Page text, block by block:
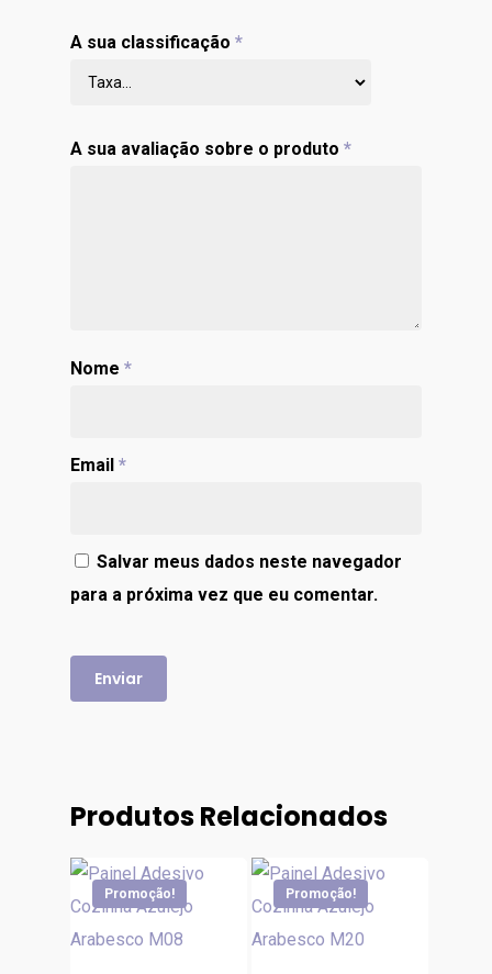
A sua classificação *
A sua avaliação sobre o produto *
Nome *
Email *
Salvar meus dados neste navegador
para a próxima vez que eu comentar.
Produtos Relacionados
Promoção! Promoção!